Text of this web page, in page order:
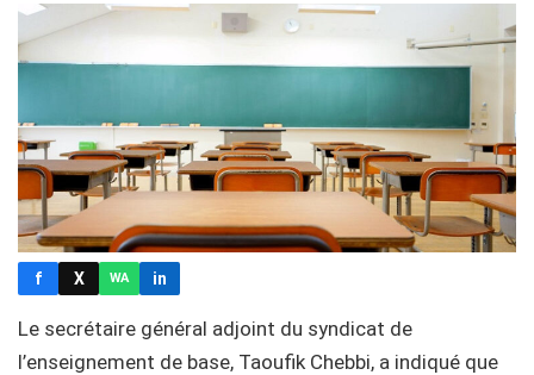
f X WA in
Le secrétaire général adjoint du syndicat de
l’enseignement de base, Taoufik Chebbi, a indiqué que